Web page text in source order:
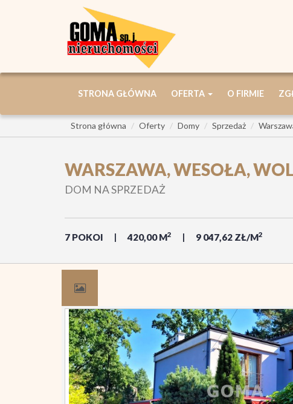
STRONA GŁÓWNA OFERTA O FIRMIE
Strona główna Oferty Domy Sprzedaż
WARSZAWA, WESOŁA,
DOM NA SPRZEDAŻ
7 POKOI 420,00 M2 9 047,62 ZŁ/M2